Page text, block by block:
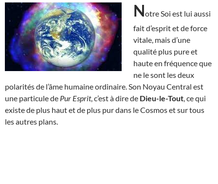
Notre Soi est lui aussi
fait d’esprit et de force
vitale, mais d’une
qualité plus pure et
haute en fréquence que
ne le sont les deux
polarités de l’âme humaine ordinaire. Son Noyau Central est
une particule de Pur Esprit, c’est à dire de Dieu-le-Tout , ce qui
existe de plus haut et de plus pur dans le Cosmos et sur tous
les autres plans.